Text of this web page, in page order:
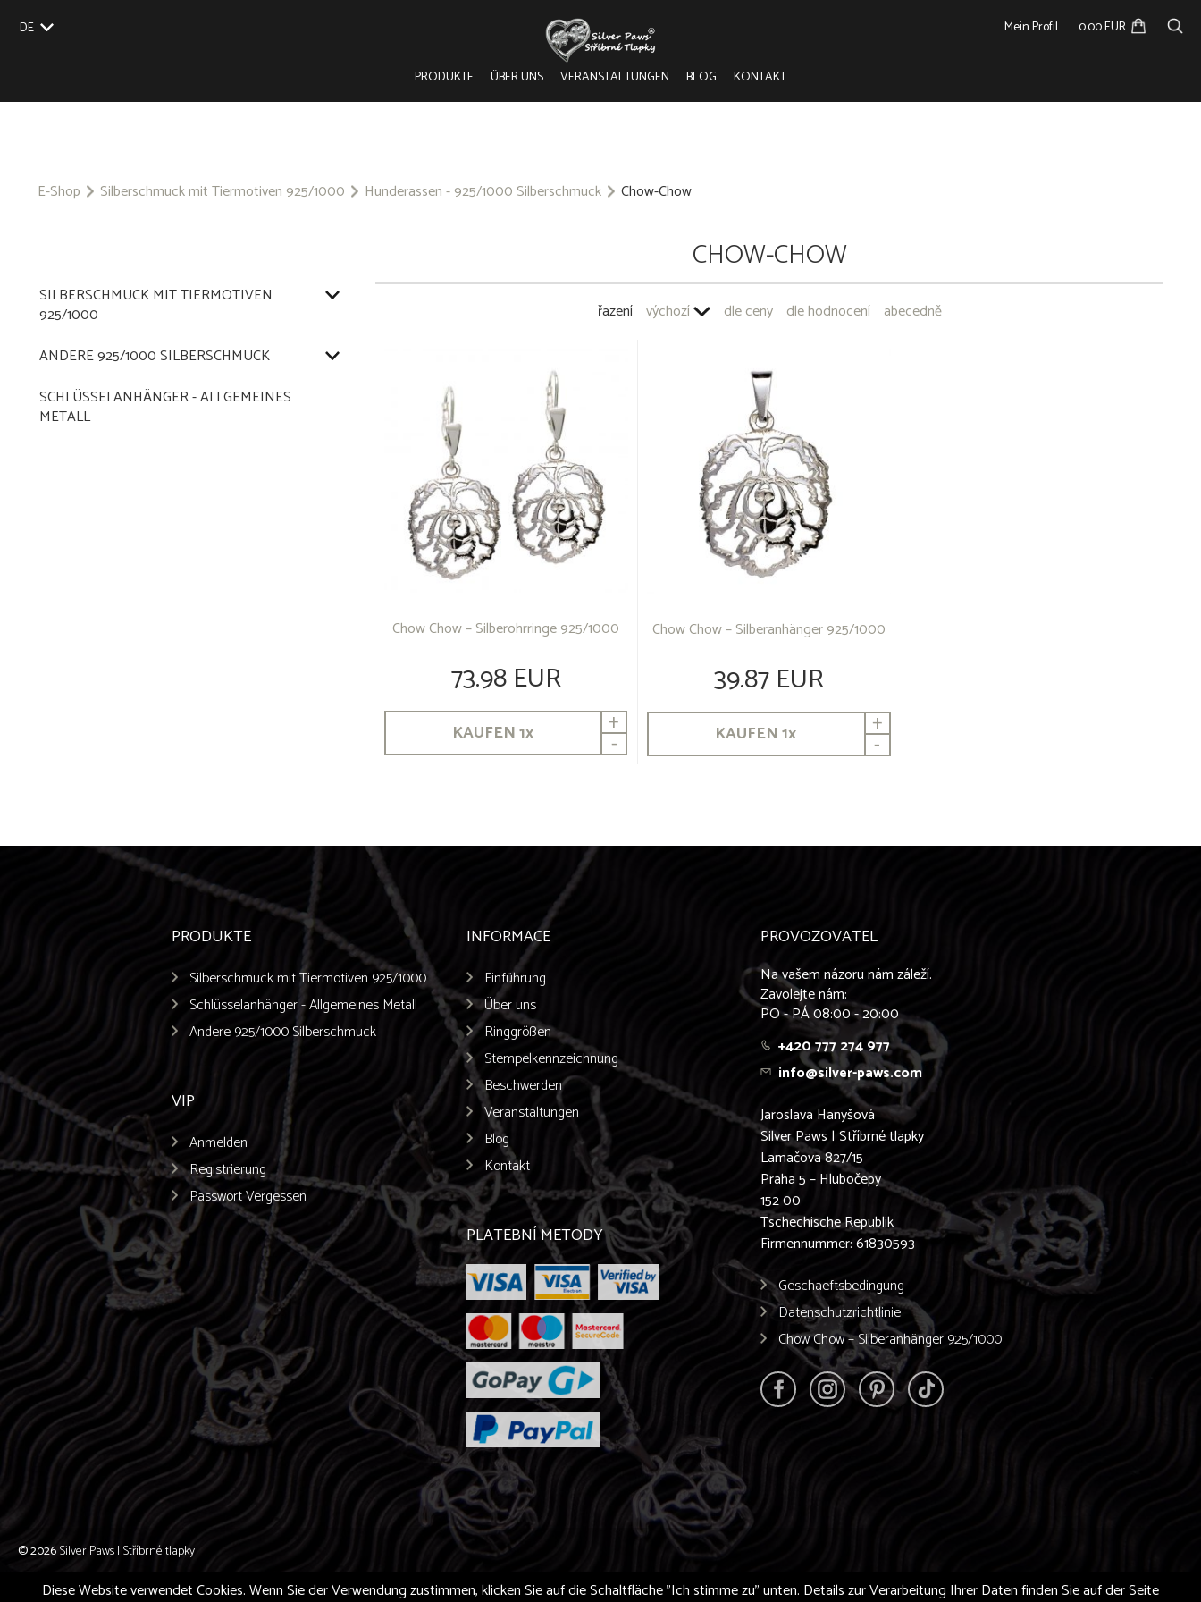
DE
CZ
Mein Profil 0.00 EUR
PRODUKTE ÜBER UNS VERANSTALTUNGEN BLOG KONTAKT
E-Shop Silberschmuck mit Tiermotiven 925/1000 Hunderassen - 925/1000 Silberschmuck Chow-Chow
SILBERSCHMUCK MIT TIERMOTIVEN
925/1000
ANDERE 925/1000 SILBERSCHMUCK
SCHLÜSSELANHÄNGER - ALLGEMEINES
METALL
CHOW-CHOW
řazení výchozí dle ceny dle hodnocení abecedně
Chow Chow – Silberohrringe 925/1000
73.98 EUR
KAUFEN1x +
-
Chow Chow – Silberanhänger 925/1000
39.87 EUR
KAUFEN1x +
-
PRODUKTE
Silberschmuck mit Tiermotiven 925/1000
Schlüsselanhänger - Allgemeines Metall
Andere 925/1000 Silberschmuck
VIP
Anmelden
Registrierung
Passwort Vergessen
INFORMACE
Einführung
Über uns
Ringgrößen
Stempelkennzeichnung
Beschwerden
Veranstaltungen
Blog
Kontakt
PLATEBNÍ METODY
PROVOZOVATEL
Na vašem názoru nám záleží.
Zavolejte nám:
PO - PÁ 08:00 - 20:00
+420 777 274 977
info@silver-paws.com
Jaroslava Hanyšová
Silver Paws | Stříbrné tlapky
Lamačova 827/15
Praha 5 – Hlubočepy
152 00
Tschechische Republik
Firmennummer: 61830593
Geschaeftsbedingung
Datenschutzrichtlinie
Chow Chow – Silberanhänger 925/1000
© 2026Silver Paws | Stříbrné tlapky
Diese Website verwendet Cookies. Wenn Sie der Verwendung zustimmen, klicken Sie auf die Schaltfläche "Ich stimme zu" unten. Details zur Verarbeitung Ihrer Daten finden Sie auf der Seite